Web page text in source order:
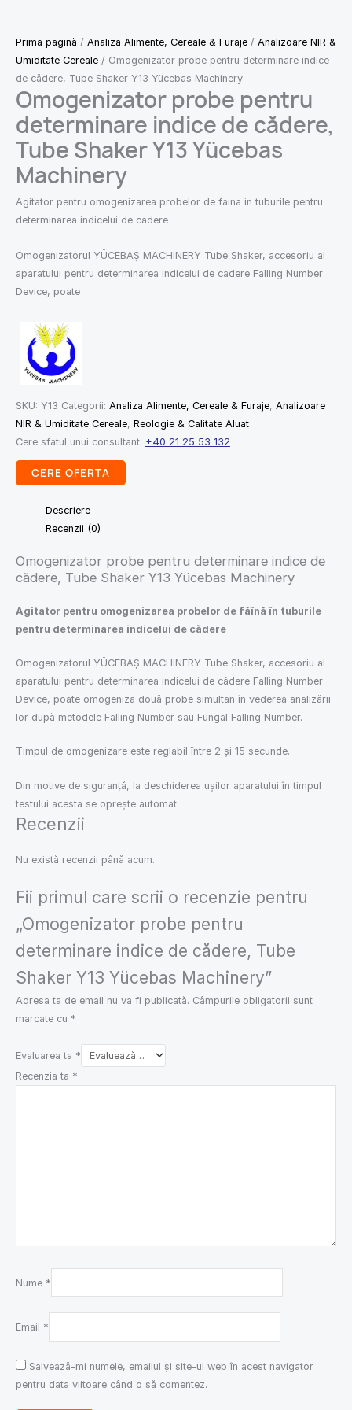
Prima pagină / Analiza Alimente, Cereale & Furaje / Analizoare NIR &
Umiditate Cereale / Omogenizator probe pentru determinare indice
de cădere, Tube Shaker Y13 Yücebas Machinery
Omogenizator probe pentru
determinare indice de cădere,
Tube Shaker Y13 Yücebas
Machinery
Agitator pentru omogenizarea probelor de faina in tuburile pentru
determinarea indicelui de cadere
Omogenizatorul YÜCEBAŞ MACHINERY Tube Shaker, accesoriu al
aparatului pentru determinarea indicelui de cadere Falling Number
Device, poate
SKU: Y13 Categorii: Analiza Alimente, Cereale & Furaje, Analizoare
NIR & Umiditate Cereale, Reologie & Calitate Aluat
Cere sfatul unui consultant: +40 21 25 53 132
CERE OFERTA
Descriere
Recenzii (0)
Omogenizator probe pentru determinare indice de
cădere, Tube Shaker Y13 Yücebas Machinery
Agitator pentru omogenizarea probelor de făînă în tuburile
pentru determinarea indicelui de cădere
Omogenizatorul YÜCEBAŞ MACHINERY Tube Shaker, accesoriu al
aparatului pentru determinarea indicelui de cădere Falling Number
Device, poate omogeniza două probe simultanîn vederea analizării
lor după metodele Falling Number sau Fungal Falling Number.
Timpul de omogenizare este reglabilîntre 2 și 15 secunde.
Din motive de siguranță, la deschiderea ușilor aparatului în timpul
testului acesta se oprește automat.
Recenzii
Nu există recenzii până acum.
Fii primul care scrii o recenzie pentru
„Omogenizator probe pentru
determinare indice de cădere, Tube
Shaker Y13 Yücebas Machinery”
Adresa ta de email nu va fi publicată. Câmpurile obligatorii sunt
marcate cu *
Evaluarea ta *
Recenzia ta *
Nume *
Email *
Salvează-mi numele, emailul și site-ul web în acest navigator
pentru data viitoare când o să comentez.